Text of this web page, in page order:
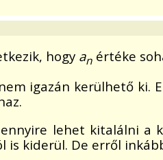
hogy an értéke
igazán kerülhető ki.
lehet kitalálni a
is kiderül. De erről